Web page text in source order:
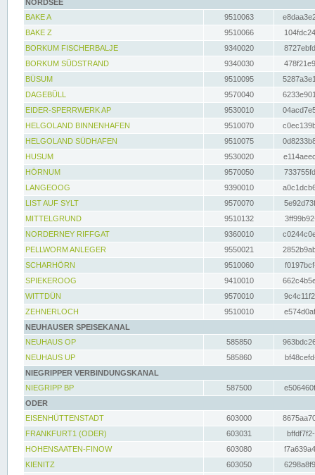
NORDSEE
BAKE A
9510063
BAKE Z
9510066
BORKUM FISCHERBALJE
9340020
BORKUM SÜDSTRAND
9340030
BÜSUM
9510095
DAGEBÜLL
9570040
EIDER-SPERRWERK AP
9530010
HELGOLAND BINNENHAFEN
9510070
HELGOLAND SÜDHAFEN
9510075
HUSUM
9530020
HÖRNUM
9570050
LANGEOOG
9390010
LIST AUF SYLT
9570070
MITTELGRUND
9510132
NORDERNEY RIFFGAT
9360010
PELLWORM ANLEGER
9550021
SCHARHÖRN
9510060
SPIEKEROOG
9410010
WITTDÜN
9570010
ZEHNERLOCH
9510010
NEUHAUSER SPEISEKANAL
NEUHAUS OP
585850
NEUHAUS UP
585860
NIEGRIPPER VERBINDUNGSKANAL
NIEGRIPP BP
587500
ODER
EISENHÜTTENSTADT
603000
FRANKFURT1 (ODER)
603031
HOHENSAATEN-FINOW
603080
KIENITZ
603050